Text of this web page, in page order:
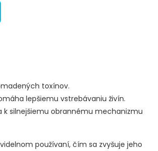
toxínov.
lepšiemu vstrebávaniu živín.
k silnejšiemu obrannému mechanizmu
používaní, čím sa zvyšuje jeho